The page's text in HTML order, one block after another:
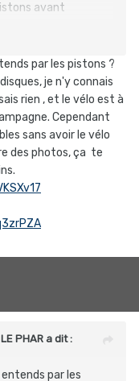
avant
sont les tiens, par
par les pistons ?
je n'y connais
rien , et le vélo est à
Cependant
sans avoir le vélo
des photos, ça te
PHAR a dit :
par les